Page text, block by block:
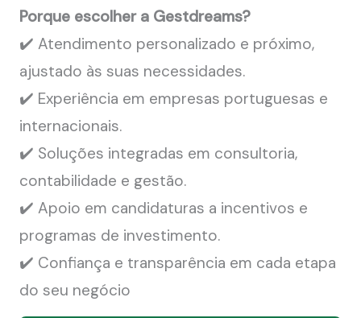
Porque escolher a Gestdreams?
✔️ Atendimento personalizado e próximo,
ajustado às suas necessidades.
✔️ Experiência em empresas portuguesas e
internacionais.
✔️ Soluções integradas em consultoria,
contabilidade e gestão.
✔️ Apoio em candidaturas a incentivos e
programas de investimento.
✔️ Confiança e transparência em cada etapa
do seu negócio